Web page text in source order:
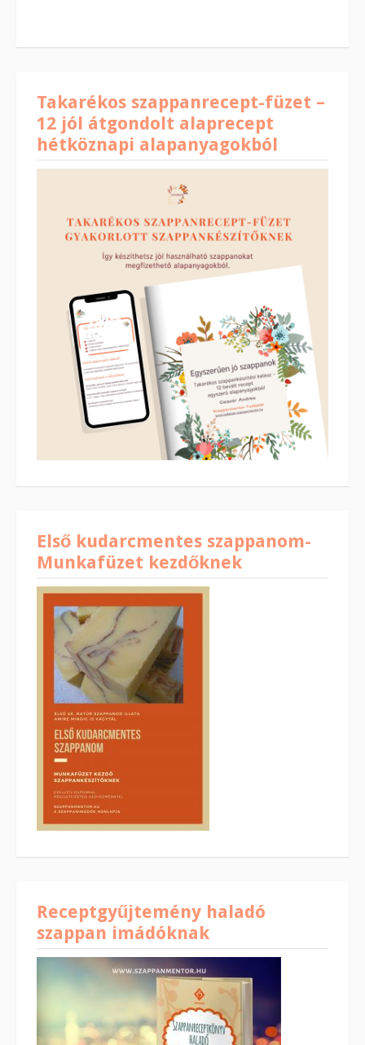
Takarékos szappanrecept-füzet –
12 jól átgondolt alaprecept
hétköznapi alapanyagokból
Első kudarcmentes szappanom-
Munkafüzet kezdőknek
Receptgyűjtemény haladó
szappan imádóknak